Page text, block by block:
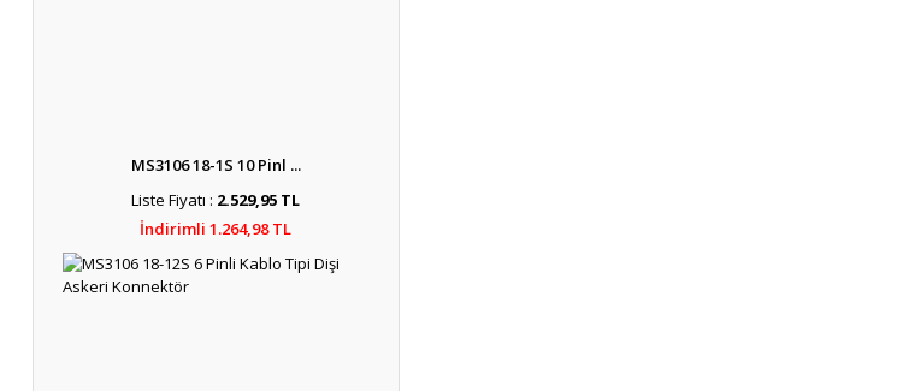
MS3106 18-1S 10 Pinl ...
Liste Fiyatı : 2.529,95 TL
İndirimli 1.264,98 TL